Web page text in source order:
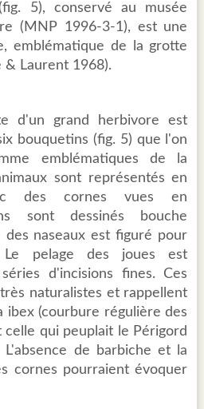
5), conservé au musée
(MNP 1996-3-1), est une
emblématique de la grotte
& Laurent 1968).
d'un grand herbivore est
bouquetins (fig. 5) que l'on
emblématiques de la
sont représentés en
des cornes vues en
sont dessinés bouche
naseaux est figuré pour
pelage des joues est
d'incisions fines. Ces
naturalistes et rappellent
ibex (courbure régulière des
celle qui peuplait le Périgord
L'absence de barbiche et la
cornes pourraient évoquer